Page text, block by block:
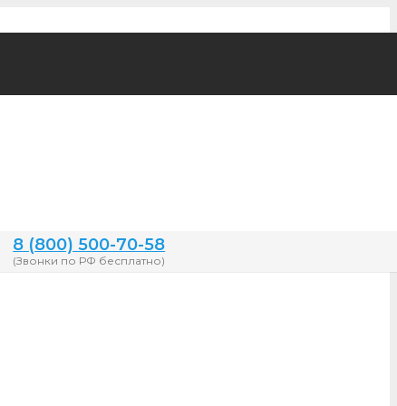
8 (800) 500-70-58
(Звонки по РФ бесплатно)